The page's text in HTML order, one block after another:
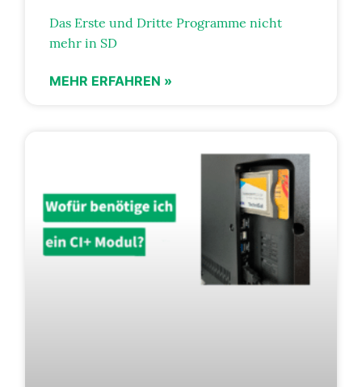
Das Erste und Dritte Programme nicht
mehr in SD
MEHR ERFAHREN »